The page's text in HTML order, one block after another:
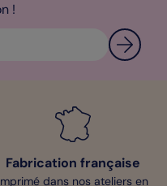
de votre amour lors d’une
!
Fabrication française
dans nos ateliers en